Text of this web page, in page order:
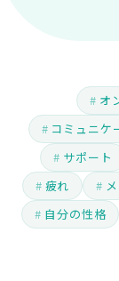
オ
コミュニケ
サポート
疲れ
自分の性格